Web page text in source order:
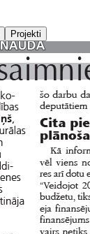
Projekti